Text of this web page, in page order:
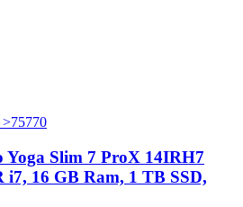
Yoga Slim 7 ProX 14IRH7
16 GB Ram, 1 TB SSD,